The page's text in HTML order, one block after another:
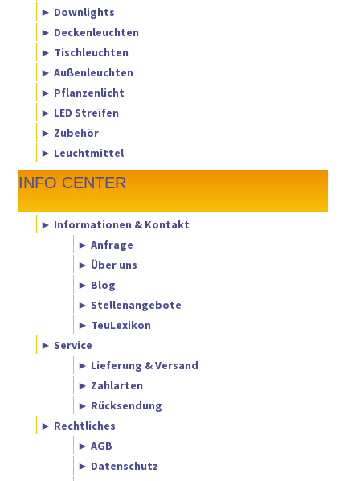
► Downlights
► Deckenleuchten
► Tischleuchten
► Außenleuchten
► Pflanzenlicht
► LED Streifen
► Zubehör
► Leuchtmittel
INFO CENTER
► Informationen & Kontakt
► Anfrage
► Über uns
► Blog
► Stellenangebote
► TeuLexikon
► Service
► Lieferung & Versand
► Zahlarten
► Rücksendung
► Rechtliches
► AGB
► Datenschutz